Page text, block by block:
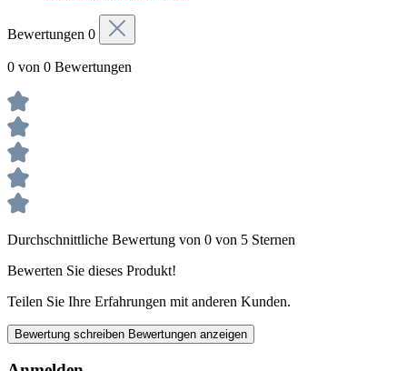
Bewertungen 0
0 von 0 Bewertungen
Durchschnittliche Bewertung von 0 von 5 Sternen
Bewerten Sie dieses Produkt!
Teilen Sie Ihre Erfahrungen mit anderen Kunden.
Bewertung schreiben Bewertungen anzeigen